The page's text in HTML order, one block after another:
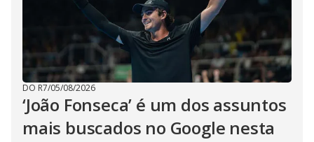
DO R7/05/08/2026
‘João Fonseca’ é um dos assuntos
mais buscados no Google nesta